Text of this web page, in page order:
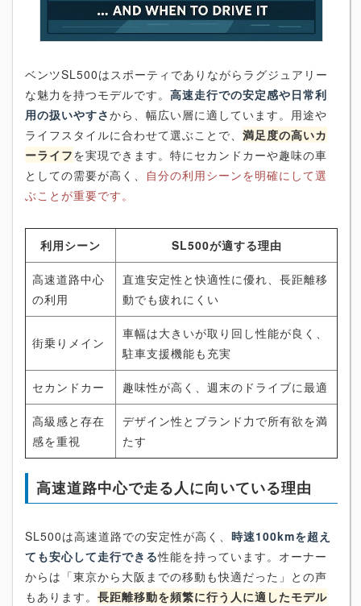
ベンツSL500はスポーティでありながらラグジュアリー
な魅力を持つモデルです。 高速走行での安定感や日常利
用の扱いやすさから、幅広い層に適しています。用途や
ライフスタイルに合わせて選ぶことで、 満足度の高いカ
ーライフを実現できます。特にセカンドカーや趣味の車
としての需要が高く、 自分の利用シーンを明確にして選
ぶことが重要です。
利用シーン SL500が適する理由
高速道路中心
の利用
直進安定性と快適性に優れ、長距離移
動でも疲れにくい
街乗りメイン
車幅は大きいが取り回し性能が良く、
駐車支援機能も充実
セカンドカー 趣味性が高く、週末のドライブに最適
高級感と存在
感を重視
デザイン性とブランド力で所有欲を満
たす
高速道路中心で走る人に向いている理由
SL500は高速道路での安定性が高く、 時速100kmを超え
ても安心して走行できる性能を持っています。オーナー
からは「東京から大阪までの移動も快適だった」との声
もあります。 長距離移動を頻繁に行う人に適したモデル